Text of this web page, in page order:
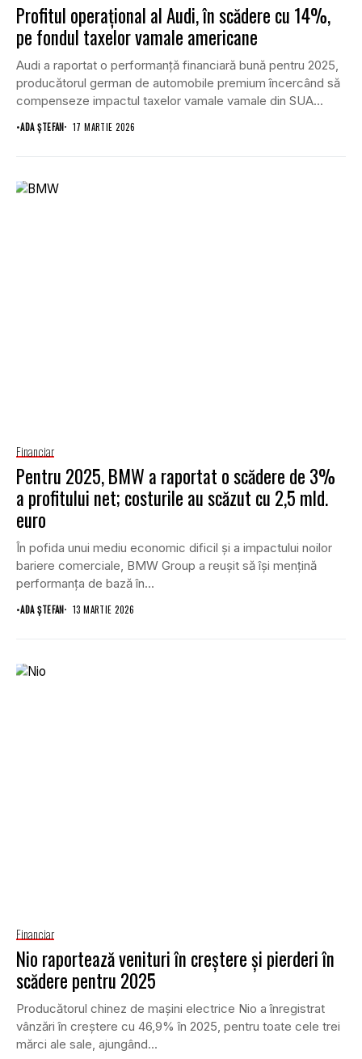
Profitul operațional al Audi, în scădere cu 14%,
pe fondul taxelor vamale americane
Audi a raportat o performanță financiară bună pentru 2025,
producătorul german de automobile premium încercând să
compenseze impactul taxelor vamale vamale din SUA...
•ADA ȘTEFAN 17 MARTIE 2026
Financiar
Pentru 2025, BMW a raportat o scădere de 3%
a profitului net; costurile au scăzut cu 2,5 mld.
euro
În pofida unui mediu economic dificil și a impactului noilor
bariere comerciale, BMW Group a reușit să își mențină
performanța de bază în...
•ADA ȘTEFAN 13 MARTIE 2026
Financiar
Nio raportează venituri în creștere și pierderi în
scădere pentru 2025
Producătorul chinez de mașini electrice Nio a înregistrat
vânzări în creștere cu 46,9% în 2025, pentru toate cele trei
mărci ale sale, ajungând...